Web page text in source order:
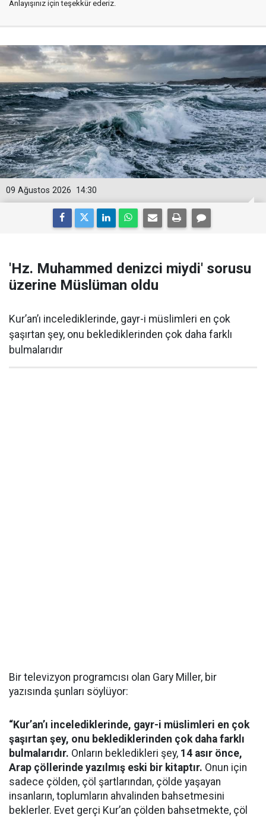
Anlayışınız için teşekkür ederiz.
14:30
09 Ağustos 2026
'Hz. Muhammed denizci miydi' sorusu
üzerine Müslüman oldu
Kur’an’ı incelediklerinde, gayr-i müslimleri en çok
şaşırtan şey, onu beklediklerinden çok daha farklı
bulmalarıdır
Bir televizyon programcısı olan Gary Miller, bir
yazısında şunları söylüyor:
“Kur’an’ı incelediklerinde, gayr-i müslimleri en çok
şaşırtan şey, onu beklediklerinden çok daha farklı
bulmalarıdır. Onların bekledikleri şey, 14 asır önce,
Arap çöllerinde yazılmış eski bir kitaptır. Onun için
sadece çölden, çöl şartlarından, çölde yaşayan
insanların, toplumların ahvalinden bahsetmesini
beklerler. Evet gerçi Kur’an çölden bahsetmekte, çöl